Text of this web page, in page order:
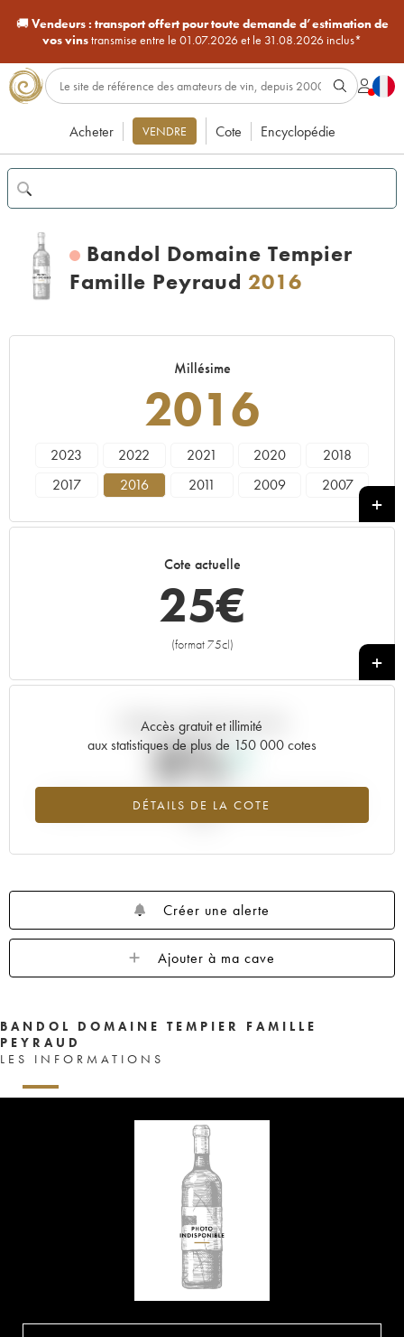
🚚Vendeurs : transport offert pour toute demande d’estimation de
vos vinstransmise entre le 01.07.2026 et le 31.08.2026 inclus*
Acheter VENDRE Cote Encyclopédie
Bandol Domaine Tempier
Famille Peyraud 2016
Millésime
2016
2023 2022 2021 2020
2018
2017
2016 2011 2009
2007
Cote actuelle
25€
(format 75cl)
+
Accès gratuit et illimité
aux statistiques de plus de 150 000 cotes
DÉTAILS DE LA COTE
Tendance actuelle de la cote
0%
Tendance à la hausse du millésime 2016 en 2026 par rapport à
Créer une alerte
Ajouter à ma cave
BANDOL DOMAINE TEMPIER FAMILLE
PEYRAUD
LES INFORMATIONS